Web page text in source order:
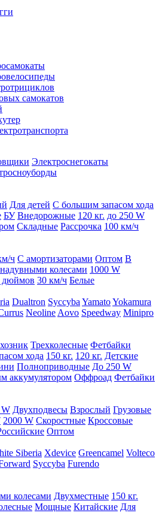
самокатов
Электроснегокаты
Для детей С большим запасом хода
БУ Внедорожные 120 кг. до 250 W
Складные Рассрочка 100 км/ч
ч С амортизаторами Оптом В
колесами 1000 W
дюймов 30 км/ч Белые
Dualtron Syccyba YamatoYokamura
Neoline Aovo Speedway Minipro
Трехколесные Фетбайки
хода 150 кг. 120 кг. Детские
Полноприводные До 250 W
аккумулятором Оффроад Фетбайки
W Двухподвесы Взрослый Грузовые
2000 W Скоростные Кроссовые
Оптом
Siberia Xdevice Greencamel Volteco
Syccyba Furendo
колесами Двухместные 150 кг.
Мощные Китайские Для